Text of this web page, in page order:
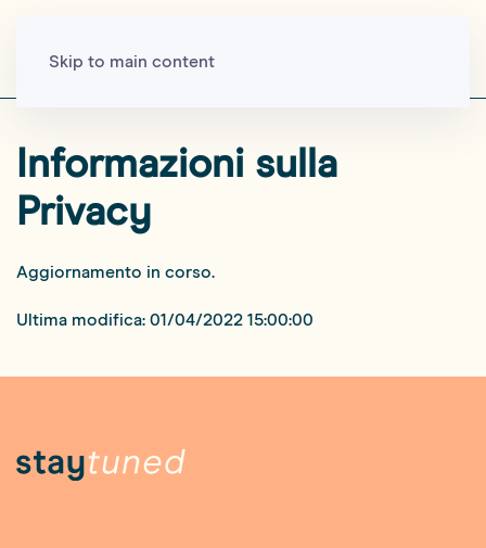
Skip to main content
Informazioni sulla
Privacy
Aggiornamento in corso.
Ultima modifica: 01/04/2022 15:00:00